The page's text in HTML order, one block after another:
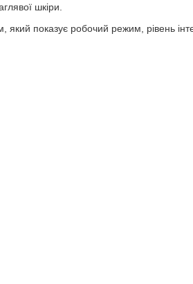
шкіри.
показує робочий режим, рівень